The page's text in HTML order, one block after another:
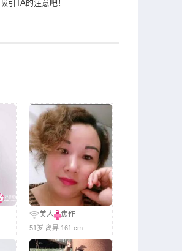
吸引TA的注意吧！
美人 焦作
51岁 离异 161 cm